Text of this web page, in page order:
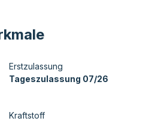
Erstzulassung
Tageszulassung 07/26
Kraftstoff